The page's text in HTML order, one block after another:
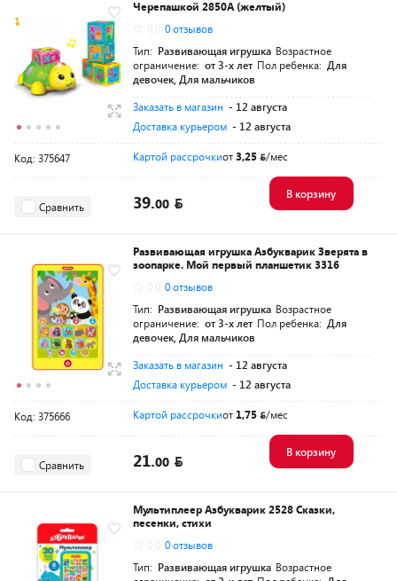
Черепашкой 2850А (желтый)
0 отзывов
Тип: Развивающая игрушка Возрастное
ограничение: от 3-х лет Пол ребенка: Для
девочек, Для мальчиков
Заказать в магазин - 12 августа
Доставка курьером - 12 августа
Код: 375647 Картой рассрочкиот3,25 /мес
Сравнить 39.00
В корзину
Развивающая игрушка Азбукварик Зверята в
зоопарке. Мой первый планшетик 3316
0 отзывов
Тип: Развивающая игрушка Возрастное
ограничение: от 3-х лет Пол ребенка: Для
девочек, Для мальчиков
Заказать в магазин - 12 августа
Доставка курьером - 12 августа
Код: 375666 Картой рассрочкиот 1,75 /мес
Сравнить 21.00
В корзину
Мультиплеер Азбукварик 2528 Сказки,
песенки, стихи
0 отзывов
Тип: Развивающая игрушка Возрастное